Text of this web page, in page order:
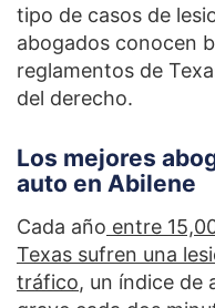
tipo de casos de
abogados conocen
reglamentos de
del derecho.
Los mejores
auto en Abilene
Cada año entre
Texas sufren una
tráfico, un índice de